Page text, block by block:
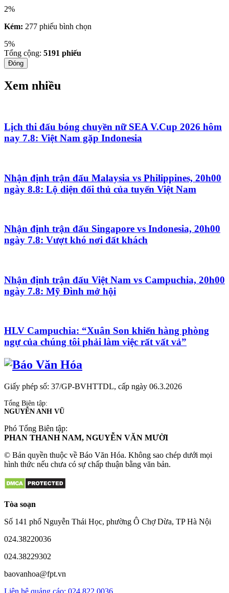
2%
Kém: 277 phiếu bình chọn
5%
Tổng cộng: 5191 phiếu
Đóng
Xem nhiều
Lịch thi đấu bóng chuyền nữ SEA V.Cup 2026 hôm
nay 7.8: Việt Nam gặp Indonesia
Nhận định trận đấu Malaysia vs Philippines, 20h00
ngày 8.8: Lộ diện đối thủ của tuyển Việt Nam
Nhận định trận đấu Singapore vs Indonesia, 20h00
ngày 7.8: Vượt khó nơi đất khách
Nhận định trận đấu Việt Nam vs Campuchia, 20h00
ngày 7.8: Mỹ Đình mở hội
HLV Campuchia: “Xuân Son khiến hàng phòng
ngự của chúng tôi phải làm việc rất vất vả”
Giấy phép số: 37/GP-BVHTTDL, cấp ngày 06.3.2026
Tổng Biên tập:
NGUYỄN ANH VŨ
Phó Tổng Biên tập:
PHAN THANH NAM, NGUYỄN VĂN MƯỜI
© Bản quyền thuộc về Báo Văn Hóa. Không sao chép dưới mọi
hình thức nếu chưa có sự chấp thuận bằng văn bản.
Tòa soạn
Số 141 phố Nguyễn Thái Học, phường Ô Chợ Dừa, TP Hà Nội
024.38220036
024.38229302
baovanhoa@fpt.vn
Liên hệ quảng cáo: 024.822.0036